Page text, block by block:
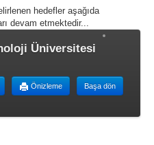
hedefler aşağıda
devam etmektedir...
Üniversitesi
Başa dön
Önizleme